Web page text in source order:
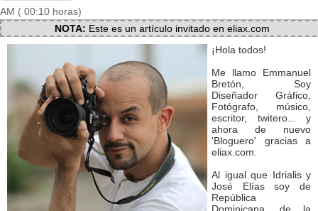
AM ( 00:10 horas)
NOTA: Este es un artículo invitado en eliax.com
¡Hola todos!
Me llamo Emmanuel
Bretón, Soy
Diseñador Gráfico,
Fotógrafo, músico,
escritor, twitero... y
ahora de nuevo
'Bloguero' gracias a
eliax.com.
Al igual que Idrialis y
José Elías soy de
República